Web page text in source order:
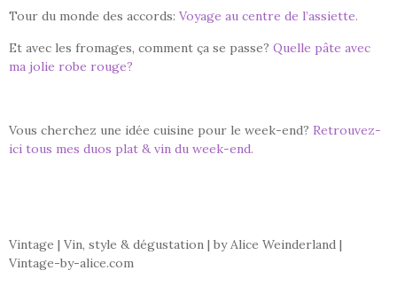
Tour du monde des accords: Voyage au centre de l’assiette.
Et avec les fromages, comment ça se passe? Quelle pâte avec
ma jolie robe rouge?
Vous cherchez une idée cuisine pour le week-end? Retrouvez-
ici tous mes duos plat & vin du week-end.
Vintage | Vin, style & dégustation | by Alice Weinderland |
Vintage-by-alice.com